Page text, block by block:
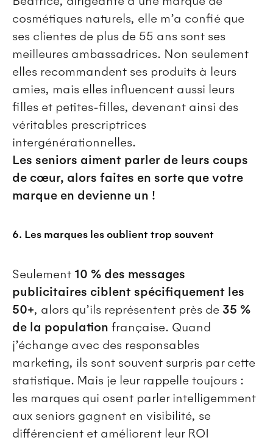
cosmétiques naturels, elle m’a confié que
ses clientes de plus de 55 ans sont ses
meilleures ambassadrices. Non seulement
elles recommandent ses produits à leurs
amies, mais elles influencent aussi leurs
filles et petites-filles, devenant ainsi des
véritables prescriptrices
intergénérationnelles.
Les seniors aiment parler de leurs coups
de cœur, alors faites en sorte que votre
marque en devienne un !
6. Les marques les oublient trop souvent
Seulement 10 % des messages
publicitaires ciblent spécifiquement les
50+, alors qu’ils représentent près de 35 %
de la population française. Quand
j’échange avec des responsables
marketing, ils sont souvent surpris par cette
statistique. Mais je leur rappelle toujours :
les marques qui osent parler intelligemment
aux seniors gagnent en visibilité, se
différencient et améliorent leur ROI